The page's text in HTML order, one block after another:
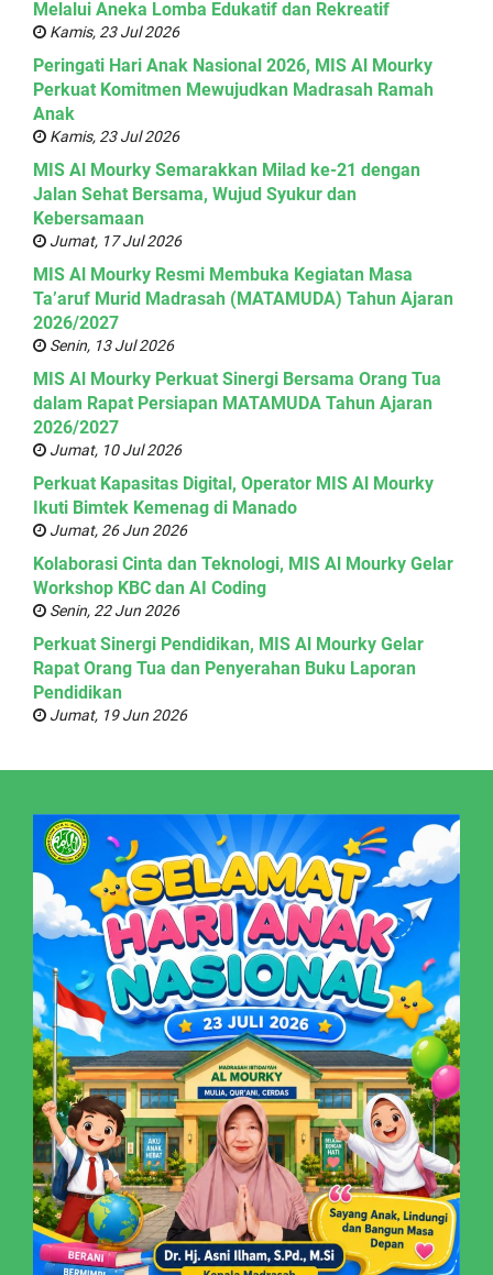
Melalui Aneka Lomba Edukatif dan Rekreatif
Kamis, 23 Jul 2026
Peringati Hari Anak Nasional 2026, MIS Al Mourky
Perkuat Komitmen Mewujudkan Madrasah Ramah
Anak
Kamis, 23 Jul 2026
MIS Al Mourky Semarakkan Milad ke-21 dengan
Jalan Sehat Bersama, Wujud Syukur dan
Kebersamaan
Jumat, 17 Jul 2026
MIS Al Mourky Resmi Membuka Kegiatan Masa
Ta’aruf Murid Madrasah (MATAMUDA) Tahun Ajaran
2026/2027
Senin, 13 Jul 2026
MIS Al Mourky Perkuat Sinergi Bersama Orang Tua
dalam Rapat Persiapan MATAMUDA Tahun Ajaran
2026/2027
Jumat, 10 Jul 2026
Perkuat Kapasitas Digital, Operator MIS Al Mourky
Ikuti Bimtek Kemenag di Manado
Jumat, 26 Jun 2026
Kolaborasi Cinta dan Teknologi, MIS Al Mourky Gelar
Workshop KBC dan AI Coding
Senin, 22 Jun 2026
Perkuat Sinergi Pendidikan, MIS Al Mourky Gelar
Rapat Orang Tua dan Penyerahan Buku Laporan
Pendidikan
Jumat, 19 Jun 2026